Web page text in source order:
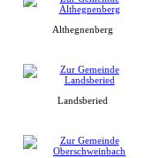
Althegnenberg
Landsberied